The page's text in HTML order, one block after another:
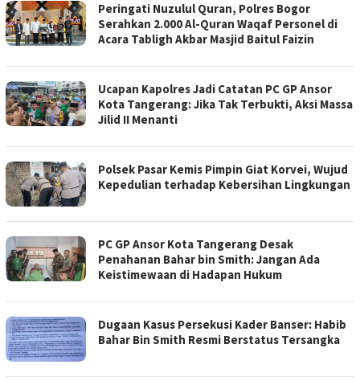
Peringati Nuzulul Quran, Polres Bogor
Serahkan 2.000 Al-Quran Waqaf Personel di
Acara Tabligh Akbar Masjid Baitul Faizin
Ucapan Kapolres Jadi Catatan PC GP Ansor
Kota Tangerang: Jika Tak Terbukti, Aksi Massa
Jilid II Menanti
Polsek Pasar Kemis Pimpin Giat Korvei, Wujud
Kepedulian terhadap Kebersihan Lingkungan
PC GP Ansor Kota Tangerang Desak
Penahanan Bahar bin Smith: Jangan Ada
Keistimewaan di Hadapan Hukum
Dugaan Kasus Persekusi Kader Banser: Habib
Bahar Bin Smith Resmi Berstatus Tersangka